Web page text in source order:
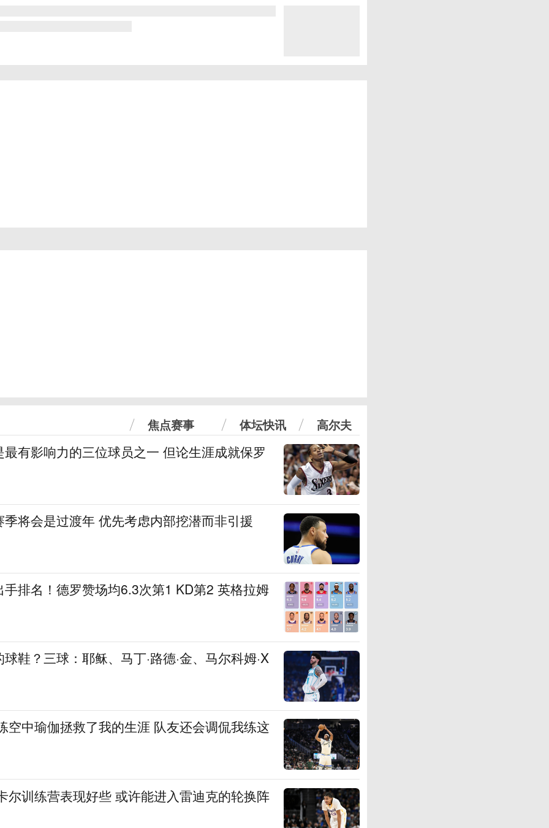
焦点赛事 体坛快讯 高尔夫
有影响力的三位球员之一 但论生涯成就保罗
将会是过渡年 优先考虑内部挖潜而非引援
手排名！德罗赞场均6.3次第1 KD第2 英格拉姆
鞋？三球：耶稣、马丁·路德·金、马尔科姆·X
空中瑜伽拯救了我的生涯 队友还会调侃我练这
尔训练营表现好些 或许能进入雷迪克的轮换阵